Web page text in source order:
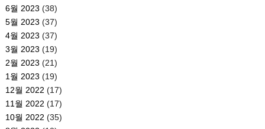
6월 2023 (38)
5월 2023 (37)
4월 2023 (37)
3월 2023 (19)
2월 2023 (21)
1월 2023 (19)
12월 2022 (17)
11월 2022 (17)
10월 2022 (35)